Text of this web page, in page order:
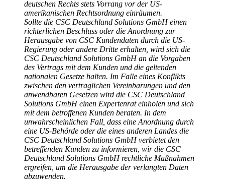
deutschen Rechts stets Vorrang vor der US-
amerikanischen Rechtsordnung einräumen.
Sollte die CSC Deutschland Solutions GmbH einen
richterlichen Beschluss oder die Anordnung zur
Herausgabe von CSC Kundendaten durch die US-
Regierung oder andere Dritte erhalten, wird sich die
CSC Deutschland Solutions GmbH an die Vorgaben
des Vertrags mit dem Kunden und die geltenden
nationalen Gesetze halten. Im Falle eines Konflikts
zwischen den vertraglichen Vereinbarungen und den
anwendbaren Gesetzen wird die CSC Deutschland
Solutions GmbH einen Expertenrat einholen und sich
mit dem betroffenen Kunden beraten. In dem
unwahrscheinlichen Fall, dass eine Anordnung durch
eine US-Behörde oder die eines anderen Landes die
CSC Deutschland Solutions GmbH verbietet den
betreffenden Kunden zu informieren, wir die CSC
Deutschland Solutions GmbH rechtliche Maßnahmen
ergreifen, um die Herausgabe der verlangten Daten
abzuwenden.